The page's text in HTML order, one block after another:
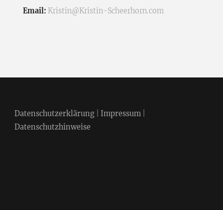
Email: Kristin@Kristin-Scheerhorn.com
Datenschutzerklärung| Impressum|
Datenschutzhinweise